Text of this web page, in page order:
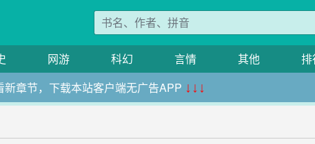
网游 科幻 言情 其他 排
新章节，下载本站客户端无广告APP ↓↓↓